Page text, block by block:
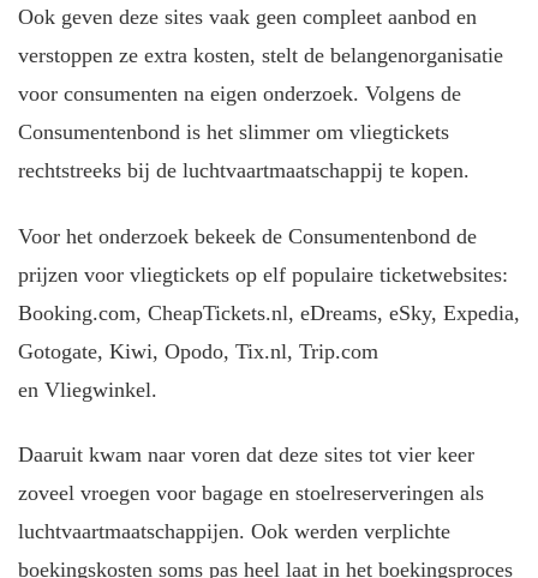
Ook geven deze sites vaak geen compleet aanbod en
verstoppen ze extra kosten, stelt de belangenorganisatie
voor consumenten na eigen onderzoek. Volgens de
Consumentenbond is het slimmer om vliegtickets
rechtstreeks bij de luchtvaartmaatschappij te kopen.
Voor het onderzoek bekeek de Consumentenbond de
prijzen voor vliegtickets op elf populaire ticketwebsites:
Booking.com, CheapTickets.nl, eDreams, eSky, Expedia,
Gotogate, Kiwi, Opodo, Tix.nl, Trip.com
en Vliegwinkel.
Daaruit kwam naar voren dat deze sites tot vier keer
zoveel vroegen voor bagage en stoelreserveringen als
luchtvaartmaatschappijen. Ook werden verplichte
boekingskosten soms pas heel laat in het boekingsproces